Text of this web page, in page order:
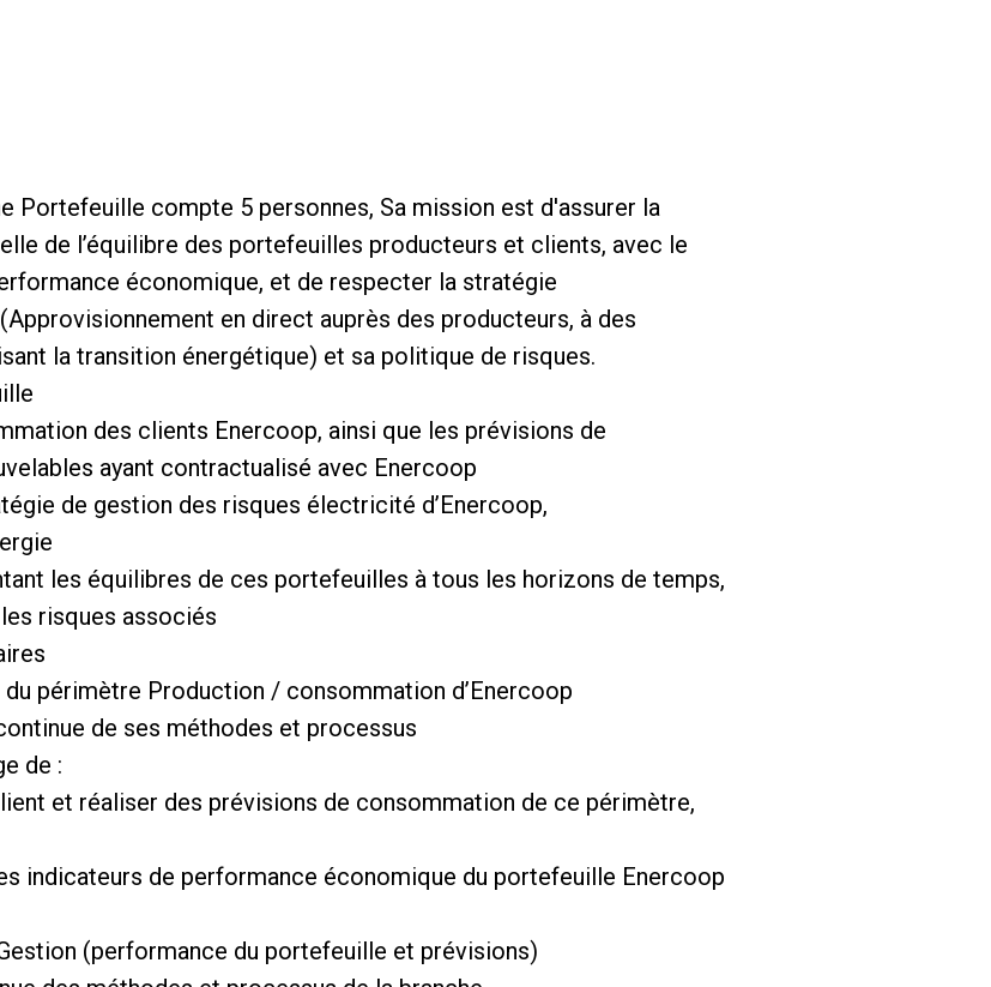
Portefeuille compte 5 personnes, Sa mission est d'assurer la
de l’équilibre des portefeuilles producteurs et clients, avec le
économique, et de respecter la stratégie
en direct auprès des producteurs, à des
la transition énergétique) et sa politique de risques.
des clients Enercoop, ainsi que les prévisions de
ayant contractualisé avec Enercoop
de gestion des risques électricité d’Enercoop,
les équilibres de ces portefeuilles à tous les horizons de temps,
risques associés
périmètre Production / consommation d’Enercoop
de ses méthodes et processus
de :
et réaliser des prévisions de consommation de ce périmètre,
indicateurs de performance économique du portefeuille Enercoop
(performance du portefeuille et prévisions)